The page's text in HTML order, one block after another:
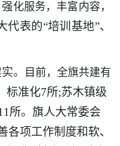
化服务，丰富内容，
代表的“培训基地”、
。
目前，全旗共建有
标准化7所;苏木镇级
所。旗人大常委会
各项工作制度和软、